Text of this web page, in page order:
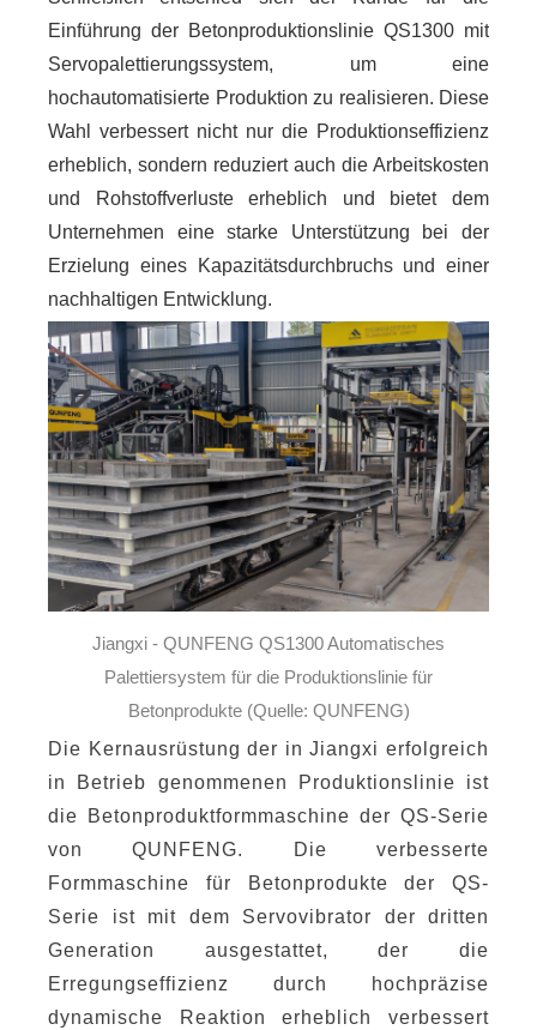
Einführung der Betonproduktionslinie QS1300 mit
Servopalettierungssystem, um eine
hochautomatisierte Produktion zu realisieren. Diese
Wahl verbessert nicht nur die Produktionseffizienz
erheblich, sondern reduziert auch die Arbeitskosten
und Rohstoffverluste erheblich und bietet dem
Unternehmen eine starke Unterstützung bei der
Erzielung eines Kapazitätsdurchbruchs und einer
nachhaltigen Entwicklung.
Jiangxi - QUNFENG QS1300 Automatisches
Palettiersystem für die Produktionslinie für
Betonprodukte (Quelle: QUNFENG)
Die Kernausrüstung der in Jiangxi erfolgreich
in Betrieb genommenen Produktionslinie ist
die Betonproduktformmaschine der QS-Serie
von QUNFENG. Die verbesserte
Formmaschine für Betonprodukte der QS-
Serie ist mit dem Servovibrator der dritten
Generation ausgestattet, der die
Erregungseffizienz durch hochpräzise
dynamische Reaktion erheblich verbessert